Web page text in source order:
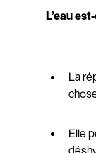
L’eau
La
Elle